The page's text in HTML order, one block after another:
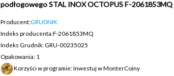
podłogowego STAL INOX OCTOPUS F-2061853MQ
Producent:GRUDNIK
Indeks producenta:F-2061853MQ
Indeks Grudnik: GRU-00235025
Opakowania: 1
Korzyści w programie: Inwestuj w MonterCoiny